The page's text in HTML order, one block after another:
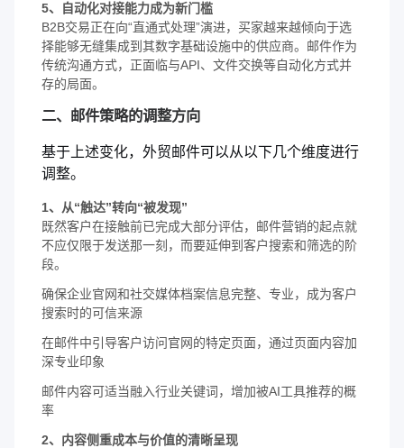
5、自动化对接能力成为新门槛
B2B交易正在向“直通式处理”演进，买家越来越倾向于选
择能够无缝集成到其数字基础设施中的供应商。邮件作为
传统沟通方式，正面临与API、文件交换等自动化方式并
存的局面。
二、邮件策略的调整方向
基于上述变化，外贸邮件可以从以下几个维度进行
调整。
1、从“触达”转向“被发现”
既然客户在接触前已完成大部分评估，邮件营销的起点就
不应仅限于发送那一刻，而要延伸到客户搜索和筛选的阶
段。
确保企业官网和社交媒体档案信息完整、专业，成为客户
搜索时的可信来源
在邮件中引导客户访问官网的特定页面，通过页面内容加
深专业印象
邮件内容可适当融入行业关键词，增加被AI工具推荐的概
率
2、内容侧重成本与价值的清晰呈现